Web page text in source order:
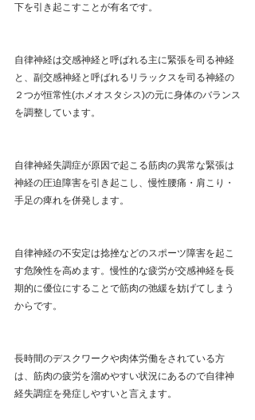
下を引き起こすことが有名です。
自律神経は交感神経と呼ばれる主に緊張を司る神経
と、副交感神経と呼ばれるリラックスを司る神経の
２つが恒常性(ホメオスタシス)の元に身体のバランス
を調整しています。
自律神経失調症が原因で起こる筋肉の異常な緊張は
神経の圧迫障害を引き起こし、慢性腰痛・肩こり・
手足の痺れを併発します。
自律神経の不安定は捻挫などのスポーツ障害を起こ
す危険性を高めます。慢性的な疲労が交感神経を長
期的に優位にすることで筋肉の弛緩を妨げてしまう
からです。
長時間のデスクワークや肉体労働をされている方
は、筋肉の疲労を溜めやすい状況にあるので自律神
経失調症を発症しやすいと言えます。